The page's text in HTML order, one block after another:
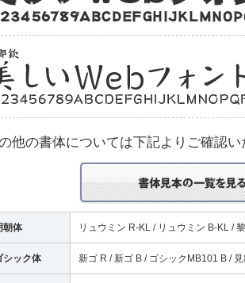
他の書体については下記よりご確認
朝体 リュウミン R-KL / リュウミン B-KL /
シック体 新ゴ R / 新ゴ B / ゴシックMB101 B /